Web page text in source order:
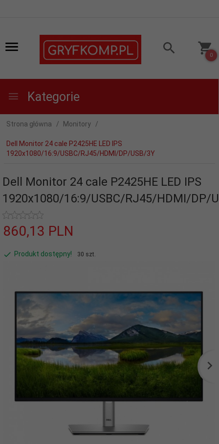
0
Kategorie
Strona główna Monitory
Dell Monitor 24 cale P2425HE LED IPS
1920x1080/16:9/USBC/RJ45/HDMI/DP/USB/3Y
Dell Monitor 24 cale P2425HE LED IPS
1920x1080/16:9/USBC/RJ45/HDMI/DP/
860,13 PLN
Produkt dostępny! 30 szt.